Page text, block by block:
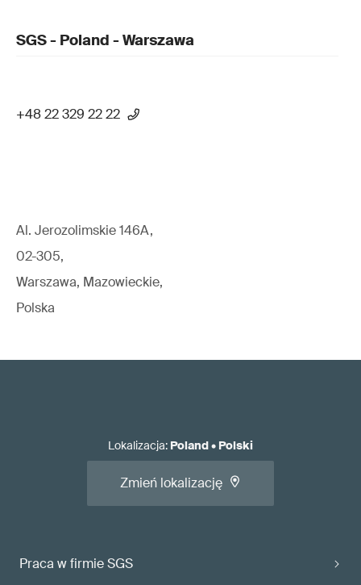
SGS - Poland - Warszawa
+48 22 329 22 22
Al. Jerozolimskie 146A,
02-305,
Warszawa, Mazowieckie,
Polska
Praca w firmie SGS
Lokalizacja: Poland• Polski
Zmień lokalizację